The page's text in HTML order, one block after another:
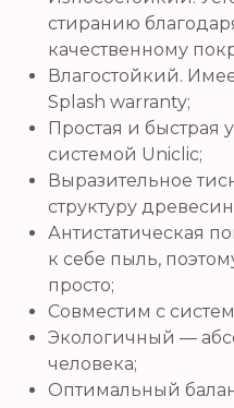
стиранию
качественному
Влагостойкий.
Splash warranty;
Простая и быстрая
системой Uniclic;
Выразительное
структуру
Антистатическая
к себе пыль,
просто;
Совместим с
Экологичный —
человека;
Оптимальный